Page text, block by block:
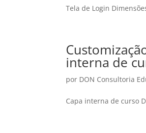
Tela de Login
interna de
por DON Consultoria
Capa interna de curso